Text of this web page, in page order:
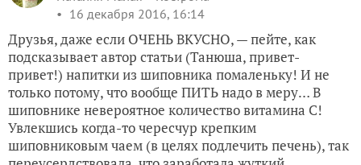
16 декабря 2016, 16:14
Друзья, даже если ОЧЕНЬ ВКУСНО, — пейте, как
подсказывает автор статьи (Танюша, привет-
привет!) напитки из шиповника помаленьку! И не
только потому, что вообще ПИТЬ надо в меру… В
шиповнике невероятное количество витамина С!
Увлекшись когда-то чересчур крепким
шиповниковым чаем (в целях подлечить печень), так